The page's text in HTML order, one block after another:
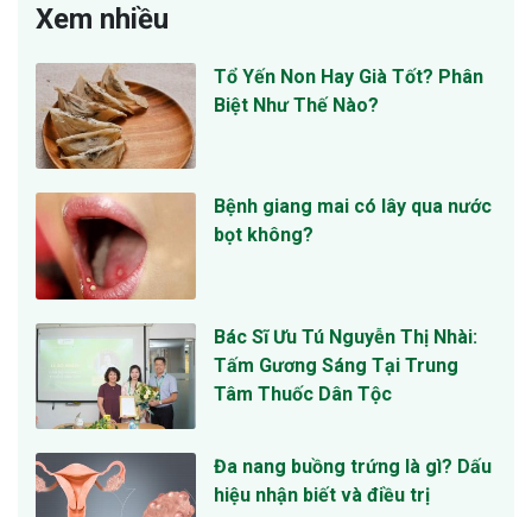
Xem nhiều
Tổ Yến Non Hay Già Tốt? Phân
Biệt Như Thế Nào?
Bệnh giang mai có lây qua nước
bọt không?
Bác Sĩ Ưu Tú Nguyễn Thị Nhài:
Tấm Gương Sáng Tại Trung
Tâm Thuốc Dân Tộc
Đa nang buồng trứng là gì? Dấu
hiệu nhận biết và điều trị